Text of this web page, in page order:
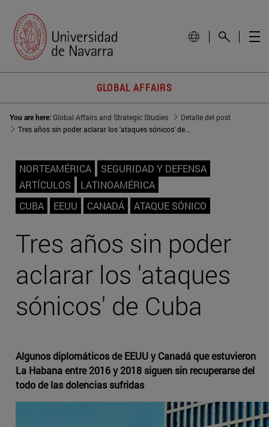
GLOBAL AFFAIRS
You are here:Global Affairs and Strategic Studies
Detalle del post
Tres años sin poder aclarar los 'ataques sónicos' de Cuba
NORTEAMÉRICA
SEGURIDAD Y DEFENSA
ARTÍCULOS
LATINOAMÉRICA
CUBA
EEUU CANADÁ ATAQUE SÓNICO
Tres años sin poder
aclarar los 'ataques
sónicos' de Cuba
Algunos diplomáticos de EEUU y Canadá que estuvieron
La Habana entre 2016 y 2018 siguen sin recuperarse del
todo de las dolencias sufridas